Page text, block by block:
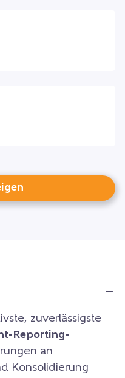
zuverlässigste
Reporting-
an
Konsolidierung